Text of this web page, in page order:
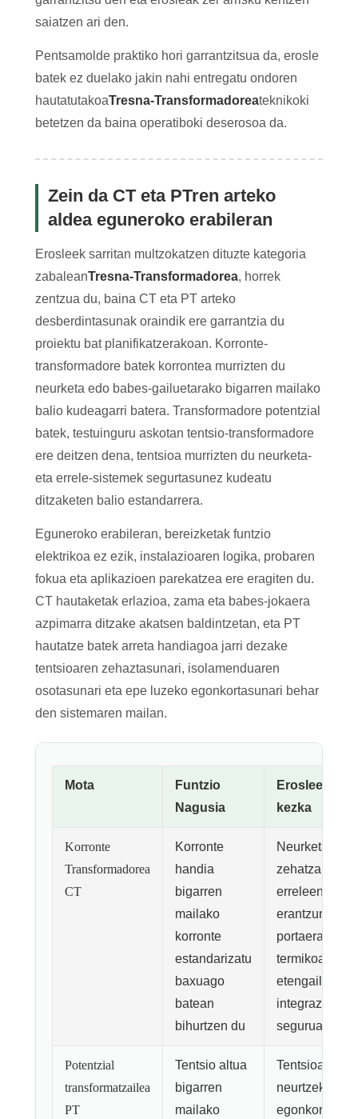
saiatzen ari den.
Pentsamolde praktiko hori garrantzitsua da, erosle
batek ez duelako jakin nahi entregatu ondoren
hautatutakoaTresna-Transformadoreateknikoki
betetzen da baina operatiboki deserosoa da.
Zein da CT eta PTren arteko
aldea eguneroko erabileran
Erosleek sarritan multzokatzen dituzte kategoria
zabaleanTresna-Transformadorea, horrek
zentzua du, baina CT eta PT arteko
desberdintasunak oraindik ere garrantzia du
proiektu bat planifikatzerakoan. Korronte-
transformadore batek korrontea murrizten du
neurketa edo babes-gailuetarako bigarren mailako
balio kudeagarri batera. Transformadore potentzial
batek, testuinguru askotan tentsio-transformadore
ere deitzen dena, tentsioa murrizten du neurketa-
eta errele-sistemek segurtasunez kudeatu
ditzaketen balio estandarrera.
Eguneroko erabileran, bereizketak funtzio
elektrikoa ez ezik, instalazioaren logika, probaren
fokua eta aplikazioen parekatzea ere eragiten du.
CT hautaketak erlazioa, zama eta babes-jokaera
azpimarra ditzake akatsen baldintzetan, eta PT
hautatze batek arreta handiagoa jarri dezake
tentsioaren zehaztasunari, isolamenduaren
osotasunari eta epe luzeko egonkortasunari behar
den sistemaren mailan.
Mota
Funtzio
Nagusia
Erosleen
kezka
Korronte
Transformadorea
CT
Korronte
handia
bigarren
mailako
korronte
estandarizatu
baxuago
batean
bihurtzen du
Neurketa
zehatza,
erreleen
erantzuna,
portaera
termikoa eta
etengailuetan
integrazio
segurua
Potentzial
transformatzailea
PT
Tentsio altua
bigarren
mailako
Tentsioa
neurtzeko